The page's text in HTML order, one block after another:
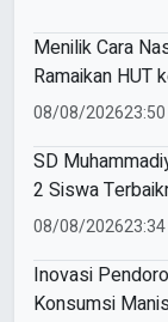
Menilik Cara
Ramaikan HUT
Sukodadi
08/08/202623:50
SD
2 Siswa
08/08/202623:34
Inovasi
Konsumsi